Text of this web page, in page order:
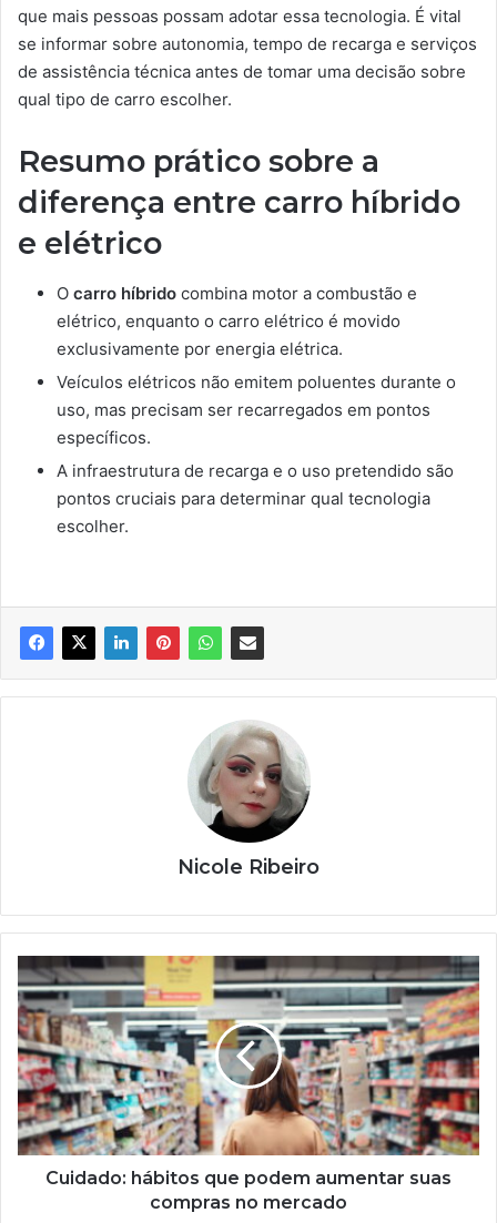
que mais pessoas possam adotar essa tecnologia. É vital
se informar sobre autonomia, tempo de recarga e serviços
de assistência técnica antes de tomar uma decisão sobre
qual tipo de carro escolher.
Resumo prático sobre a
diferença entre carro híbrido
e elétrico
O carro híbrido combina motor a combustão e
elétrico, enquanto o carro elétrico é movido
exclusivamente por energia elétrica.
Veículos elétricos não emitem poluentes durante o
uso, mas precisam ser recarregados em pontos
específicos.
A infraestrutura de recarga e o uso pretendido são
pontos cruciais para determinar qual tecnologia
escolher.
Nicole Ribeiro
Cuidado:
hábitos
que
podem
aumentar
suas
compras
no
mercado
Cuidado: hábitos que podem aumentar suas
compras no mercado